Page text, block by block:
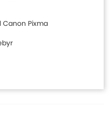
Canon Pixma